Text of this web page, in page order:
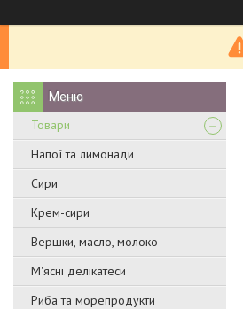
Товари
Напої та лимонади
Сири
Крем-сири
Вершки, масло, молоко
М'ясні делікатеси
Риба та морепродукти